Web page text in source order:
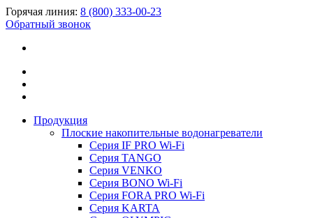
Горячая линия: 8 (800) 333-00-23
Обратный звонок
Продукция
Плоские накопительные водонагреватели
Серия IF PRO Wi-Fi
Серия TANGO
Серия VENKO
Серия BONO Wi-Fi
Серия FORA PRO Wi-Fi
Серия KARTA